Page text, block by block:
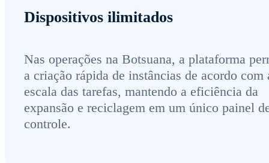
Dispositivos ilimitados
Nas operações na Botsuana, a plataforma
a criação rápida de instâncias de acordo com
escala das tarefas, mantendo a eficiência da
expansão e reciclagem em um único painel
controle.